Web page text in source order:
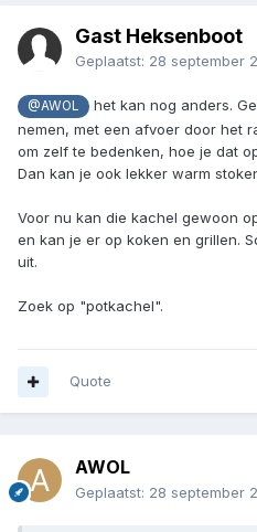
Gast Heksenboot
Geplaatst: 28 september
@AWOL
het kan nog anders.
nemen, met een afvoer door het
om zelf te bedenken, hoe je dat
Dan kan je ook lekker warm
Voor nu kan die kachel gewoon
en kan je er op koken en grillen.
uit.
Zoek op "potkachel".
Quote
AWOL
Geplaatst: 28 september